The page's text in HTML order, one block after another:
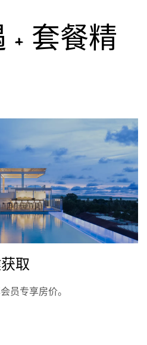
+ 套餐精
取
员专享房价。